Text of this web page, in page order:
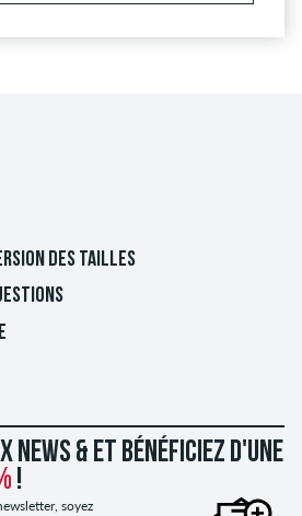
DES TAILLES
news & et bénéficiez d'une
!
soyez